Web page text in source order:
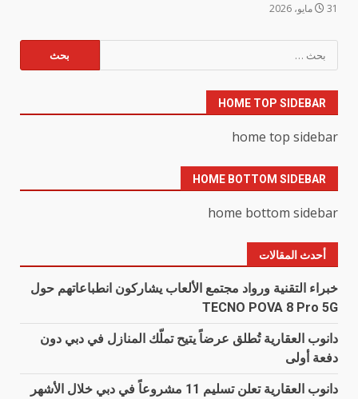
31 مايو، 2026
عن:
HOME TOP SIDEBAR
home top sidebar
HOME BOTTOM SIDEBAR
home bottom sidebar
أحدث المقالات
خبراء التقنية ورواد مجتمع الألعاب يشاركون انطباعاتهم حول
TECNO POVA 8 Pro 5G
دانوب العقارية تُطلق عرضاً يتيح تملّك المنازل في دبي دون
دفعة أولى
دانوب العقارية تعلن تسليم 11 مشروعاً في دبي خلال الأشهر